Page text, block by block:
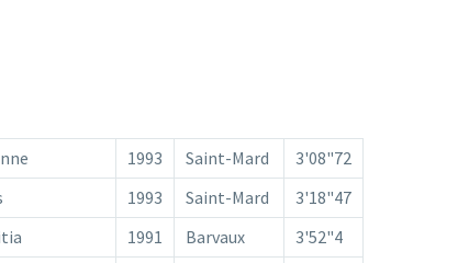
1993 Saint-Mard
3'08"72
1993 Saint-Mard
3'18"47
1991 Barvaux
3'52"4